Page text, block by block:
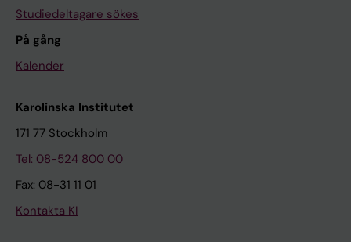
Studiedeltagare sökes
På gång
Kalender
Karolinska Institutet
171 77 Stockholm
Tel: 08-524 800 00
Fax: 08-31 11 01
Kontakta KI